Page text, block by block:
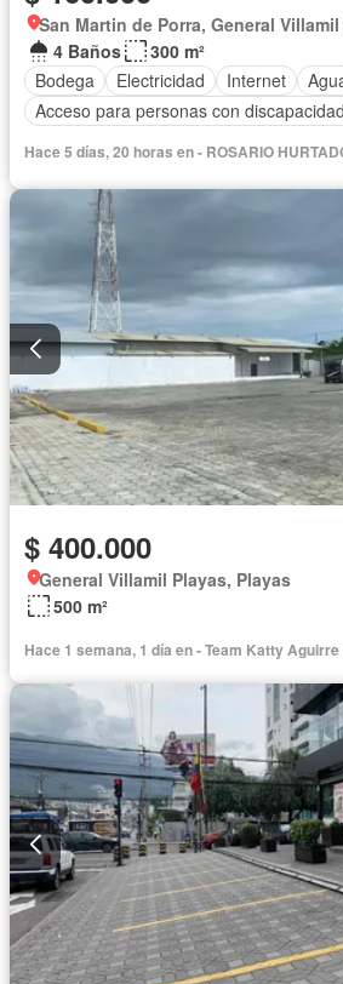
San Martin de Porra, General
4 Baños
300 m²
Bodega
Electricidad Internet
Acceso para personas con discapacidad
Hace 5 días, 20 horas en - ROSARIO
$ 400.000
General Villamil Playas, Playas
500 m²
Hace 1 semana, 1 día en - Team Katty Aguirre